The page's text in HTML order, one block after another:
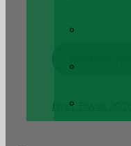
Flyer Biwak 2026